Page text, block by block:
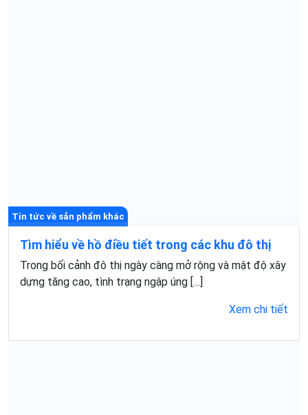
Tin tức về sản phẩm khác
Tìm hiểu về hồ điều tiết trong các khu đô thị
Trong bối cảnh đô thị ngày càng mở rộng và mật độ xây
dựng tăng cao, tình trạng ngập úng […]
Xem chi tiết